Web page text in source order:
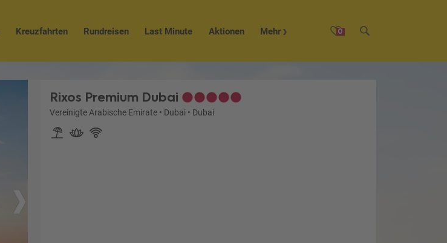
0
Kreuzfahrten Rundreisen Last Minute Aktionen Mehr
Rixos Premium Dubai
Vereinigte Arabische Emirate • Dubai • Dubai